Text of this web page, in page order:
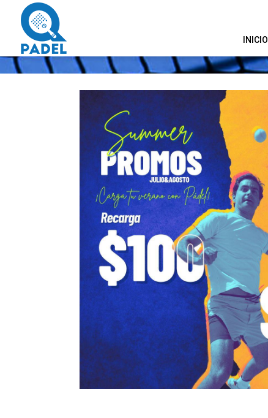
INICIO